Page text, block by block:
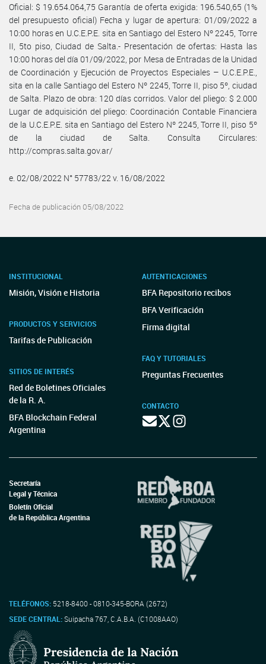
Oficial: $ 19.654.064,75 Garantía de oferta exigida: 196.540,65 (1%
del presupuesto oficial) Fecha y lugar de apertura: 01/09/2022 a
10:00 horas en U.C.E.P.E. sita en Santiago del Estero Nº 2245, Torre
II, 5to piso, Ciudad de Salta.- Presentación de ofertas: Hasta las
10:00 horas del día 01/09/2022, por Mesa de Entradas de la Unidad
de Coordinación y Ejecución de Proyectos Especiales – U.C.E.P.E.,
sita en la calle Santiago del Estero Nº 2245, Torre II, piso 5º, ciudad
de Salta. Plazo de obra: 120 días corridos. Valor del pliego: $ 2.000
Lugar de adquisición del pliego: Coordinación Contable Financiera
de la U.C.E.P.E. sita en Santiago del Estero Nº 2245, Torre II, piso 5º
de la ciudad de Salta. Consulta Circulares:
http://compras.salta.gov.ar/
e. 02/08/2022 N° 57783/22 v. 16/08/2022
Fecha de publicación 05/08/2022
INSTITUCIONAL
Misión, Visión e Historia
PRODUCTOS Y SERVICIOS
Tarifas de Publicación
SITIOS DE INTERÉS
Red de Boletines Oficiales
de la R. A.
BFA Blockchain Federal
Argentina
AUTENTICACIONES
BFA Repositorio recibos
BFA Verificación
Firma digital
FAQ Y TUTORIALES
Preguntas Frecuentes
CONTACTO
Secretaría
Legal y Técnica
Boletín Oficial
de la República Argentina
TELÉFONOS: 5218-8400 - 0810-345-BORA (2672)
SEDE CENTRAL:Suipacha 767, C.A.B.A. (C1008AAO)